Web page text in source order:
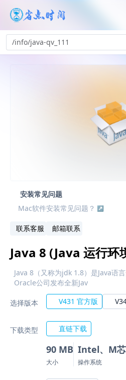
/info/java-qv_111
安装常见问题
Mac软件安装常见问题？
联系客服 邮箱联系
Java 8 (Java 运行环
Java 8（又称为jdk 1.8）是Java语
Oracle公司发布全新Jav
选择版本 V431 官方版
下载类型 直链下载
90 MB
大小
Intel、M
操作系统